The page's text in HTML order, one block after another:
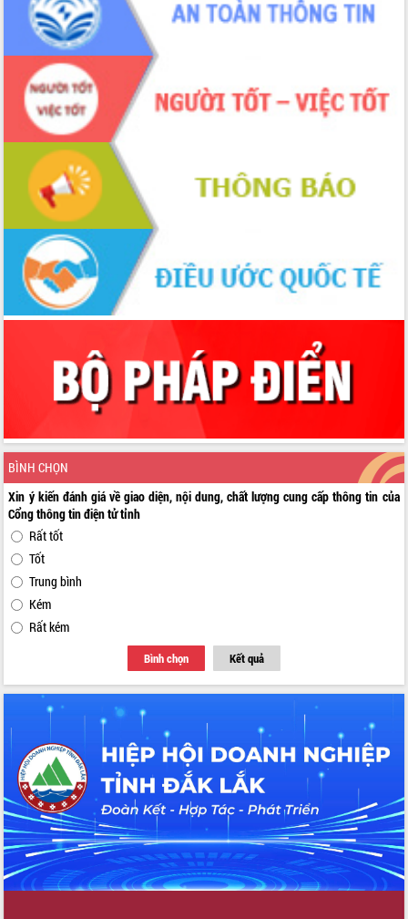
BÌNH CHỌN
Xin ý kiến đánh giá về giao diện, nội dung, chất lượng cung cấp thông tin của
Cổng thông tin điện tử tỉnh
Rất tốt
Tốt
Trung bình
Kém
Rất kém
Bình chọn Kết quả